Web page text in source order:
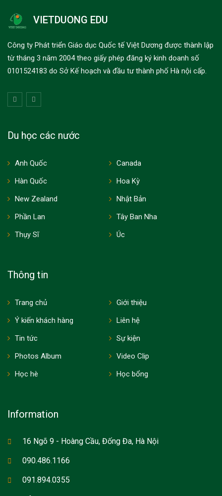
VIETDUONG EDU
Công ty Phát triển Giáo dục Quốc tế Việt Dương được thành lập
từ tháng 3 năm 2004 theo giấy phép đăng ký kinh doanh số
0101524183 do Sở Kế hoạch và đầu tư thành phố Hà nội cấp.
Du học các nước
Anh Quốc
Canada
Hàn Quốc
Hoa Kỳ
New Zealand
Nhật Bản
Phần Lan
Tây Ban Nha
Thụy Sĩ
Úc
Thông tin
Trang chủ
Giới thiệu
Ý kiến khách hàng
Liên hệ
Tin tức
Sự kiện
Photos Album
Video Clip
Học hè
Học bổng
Information
16 Ngõ 9 - Hoàng Cầu, Đống Đa, Hà Nội
090.486.1166
091.894.0355